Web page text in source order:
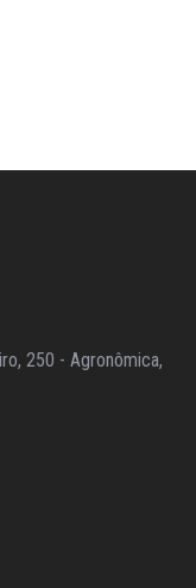
250 - Agronômica,